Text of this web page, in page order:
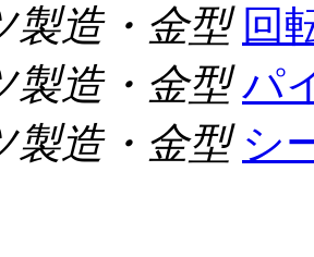
製造・金型 回
製造・金型 パ
製造・金型 シ